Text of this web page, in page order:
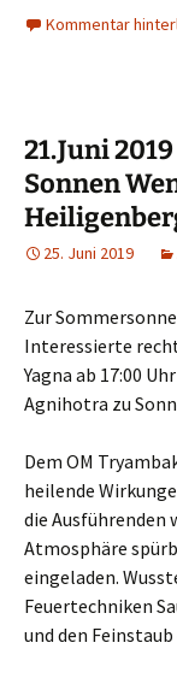
Kommentar
21.Juni
Sonnen
25. Juni 2019
Zur
Interessierte
Yagna ab 17:00
Agnihotra zu
Dem OM
heilende
die Ausführenden
Atmosphäre
eingeladen.
Feuertechniken
und den